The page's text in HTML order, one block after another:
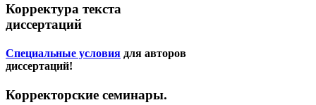
Корректура текста
диссертаций
Специальные условия для авторов
диссертаций!
Корректорские семинары.